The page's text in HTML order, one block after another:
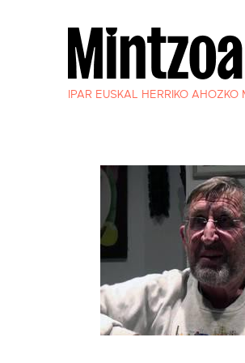
IPAR EUSKAL HERRIKO AHOZKO